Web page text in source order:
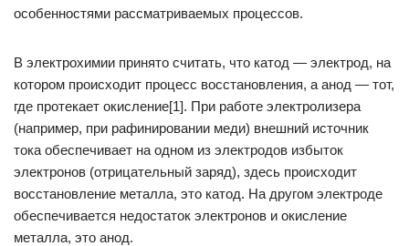
особенностями рассматриваемых процессов.
В электрохимии принято считать, что катод — электрод, на
котором происходит процесс восстановления, а анод — тот,
где протекает окисление[1]. При работе электролизера
(например, при рафинировании меди) внешний источник
тока обеспечивает на одном из электродов избыток
электронов (отрицательный заряд), здесь происходит
восстановление металла, это катод. На другом электроде
обеспечивается недостаток электронов и окисление
металла, это анод.